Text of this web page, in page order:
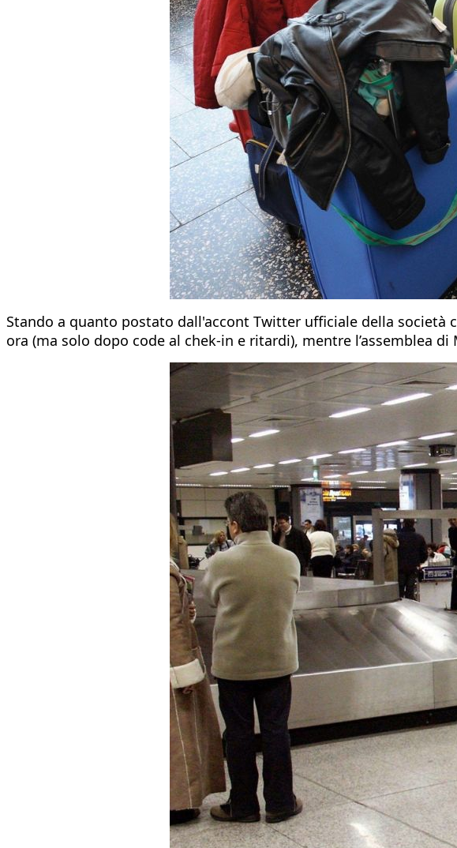
Stando a quanto postato dall'accont Twitter ufficiale della società
ora (ma solo dopo code al chek-in e ritardi), mentre l’assemblea